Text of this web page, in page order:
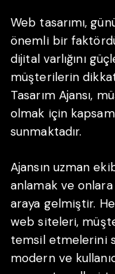
Web tasarımı,
önemli bir
dijital varlığını
müşterilerin
Tasarım Ajansı,
olmak için
sunmaktadır.
Ajansın uzman
anlamak ve
araya gelmiştir.
web siteleri,
temsil etmelerini
modern ve